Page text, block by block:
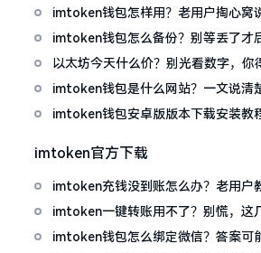
imtoken钱包怎样用？老用户掏心窝
imtoken钱包怎么备份？别等丢了才
以太坊今天什么价？别光看数字，你
imtoken钱包是什么网站？一文说清
imtoken钱包安卓版版本下载安装教
imtoken官方下载
imtoken充钱没到账怎么办？老用户
imtoken一键转账用不了？别慌，这
imtoken钱包怎么绑定微信？答案可